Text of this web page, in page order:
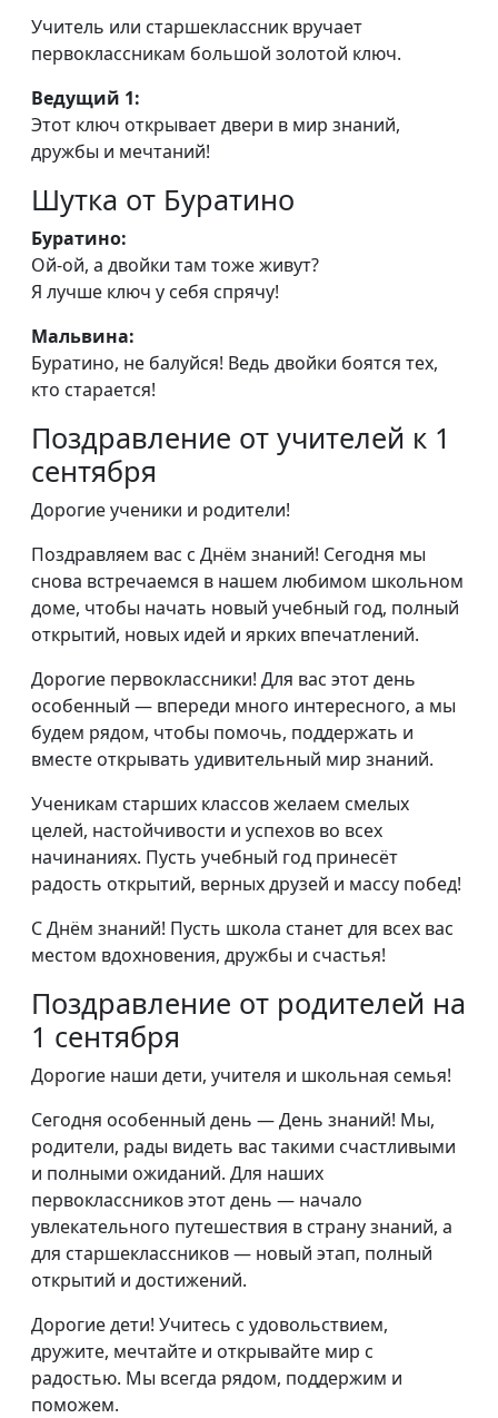
Учитель или старшеклассник вручает
первоклассникам большой золотой ключ.
Ведущий 1:
Этот ключ открывает двери в мир знаний,
дружбы и мечтаний!
Шутка от Буратино
Буратино:
Ой-ой, а двойки там тоже живут?
Я лучше ключ у себя спрячу!
Мальвина:
Буратино, не балуйся! Ведь двойки боятся тех,
кто старается!
Поздравление от учителей к 1
сентября
Дорогие ученики и родители!
Поздравляем вас с Днём знаний! Сегодня мы
снова встречаемся в нашем любимом школьном
доме, чтобы начать новый учебный год, полный
открытий, новых идей и ярких впечатлений.
Дорогие первоклассники! Для вас этот день
особенный — впереди много интересного, а мы
будем рядом, чтобы помочь, поддержать и
вместе открывать удивительный мир знаний.
Ученикам старших классов желаем смелых
целей, настойчивости и успехов во всех
начинаниях. Пусть учебный год принесёт
радость открытий, верных друзей и массу побед!
С Днём знаний! Пусть школа станет для всех вас
местом вдохновения, дружбы и счастья!
Поздравление от родителей на
1 сентября
Дорогие наши дети, учителя и школьная семья!
Сегодня особенный день — День знаний! Мы,
родители, рады видеть вас такими счастливыми
и полными ожиданий. Для наших
первоклассников этот день — начало
увлекательного путешествия в страну знаний, а
для старшеклассников — новый этап, полный
открытий и достижений.
Дорогие дети! Учитесь с удовольствием,
дружите, мечтайте и открывайте мир с
радостью. Мы всегда рядом, поддержим и
поможем.